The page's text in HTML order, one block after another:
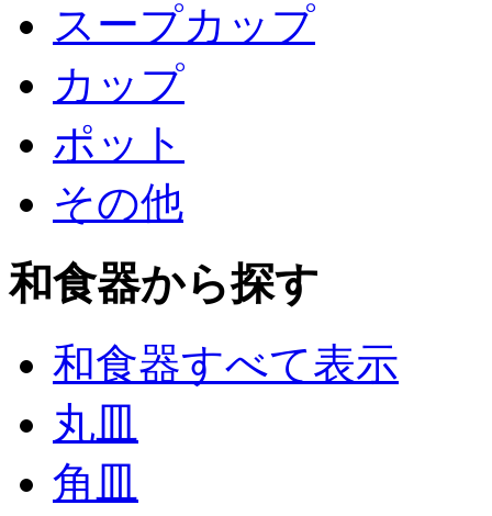
スープカップ
カップ
ポット
その他
和食器から探す
和食器すべて表示
丸皿
角皿